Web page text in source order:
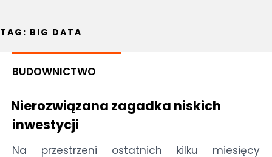
TAG: BIG DATA
BUDOWNICTWO
Nierozwiązana zagadka niskich
inwestycji
Na przestrzeni ostatnich kilku miesięcy